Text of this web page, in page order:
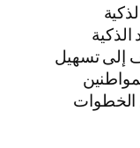
إلى تسهيل
الخطوات